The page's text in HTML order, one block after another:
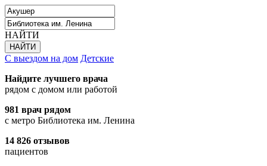
НАЙТИ
С выездом на дом Детские
Найдите лучшего врача
рядом с домом или работой
981 врач рядом
с метро Библиотека им. Ленина
14 826 отзывов
пациентов